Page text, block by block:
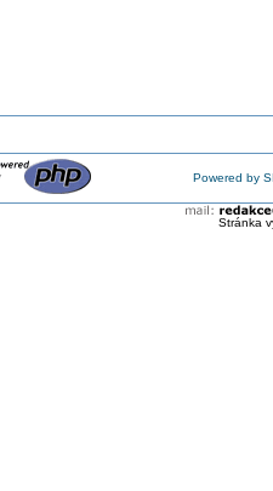
Powered by
Stránka